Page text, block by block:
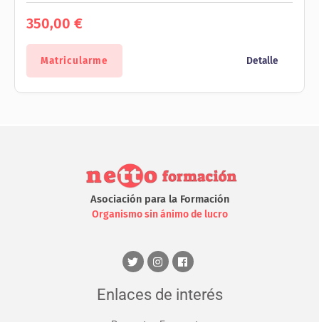
350,00€
Matricularme Detalle
Asociación para la Formación
Organismo sin ánimo de lucro
Enlaces de interés